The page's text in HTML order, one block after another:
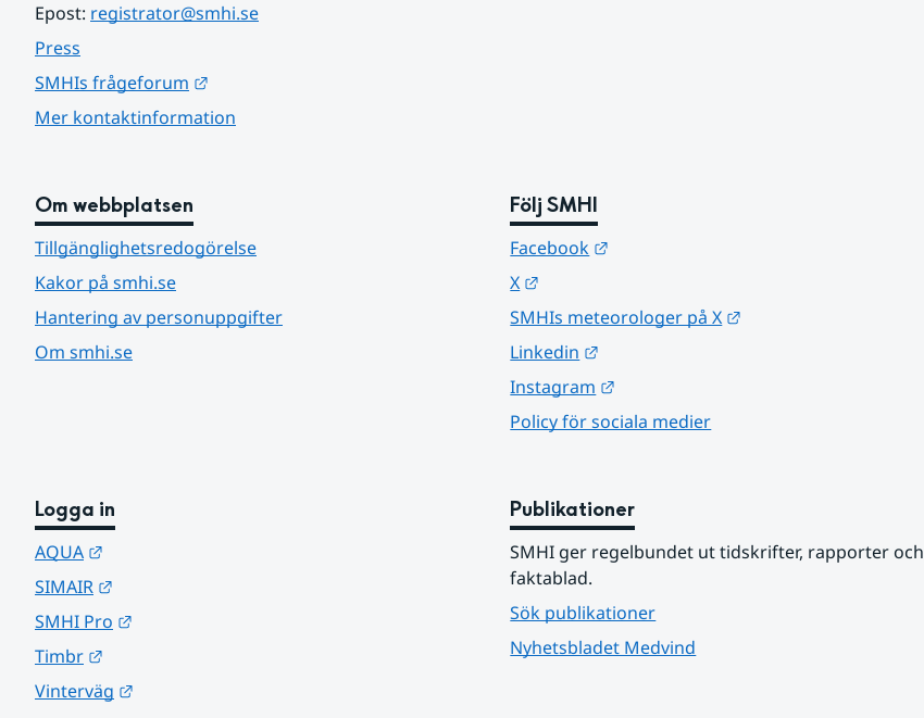
Epost: registrator@smhi.se
Press
SMHIs frågeforum
Mer kontaktinformation
Om webbplatsen
Tillgänglighetsredogörelse
Kakor på smhi.se
Hantering av personuppgifter
Om smhi.se
Följ SMHI
Facebook
X
SMHIs meteorologer på X
Linkedin
Instagram
Policy för sociala medier
Logga in
AQUA
SIMAIR
SMHI Pro
Timbr
Vinterväg
Publikationer
SMHI ger regelbundet ut tidskrifter, rapporter och
faktablad.
Sök publikationer
Nyhetsbladet Medvind